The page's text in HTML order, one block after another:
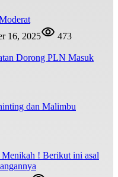
16, 2025
473
Dorong PLN Masuk
dan Malimbu
! Berikut ini asal